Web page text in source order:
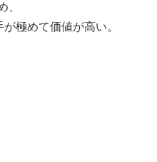
、
極めて価値が高い。